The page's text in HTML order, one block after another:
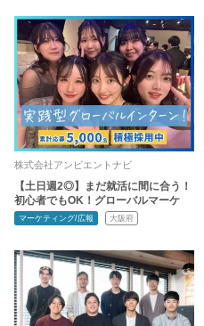
株式会社アンビエントナビ
【土日週2◎】まだ就活に間に合う！
初心者でもOK！グローバルマーケ
マーケティング/広報 大阪府